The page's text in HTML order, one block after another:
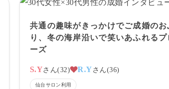
共通の趣味がきっかけでご成婚のお
り、冬の海岸沿いで笑いあふれるプ
ーズ
S.Y さん(32) R.Y さん(36)
仙台サロン利用